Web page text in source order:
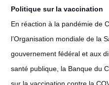
Politique sur la vaccination
En réaction à la pandémie de
l’Organisation mondiale de la
gouvernement fédéral et aux
santé publique, la Banque du